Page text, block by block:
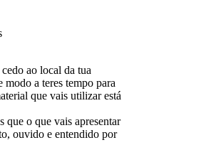
ao local da tua
modo a teres tempo para
que vais utilizar está
que o que vais apresentar
ouvido e entendido por